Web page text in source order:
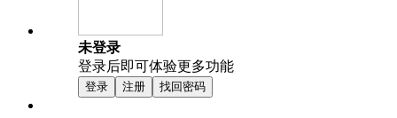
未登录
登录后即可体验更多功能
登录 注册 找回密码